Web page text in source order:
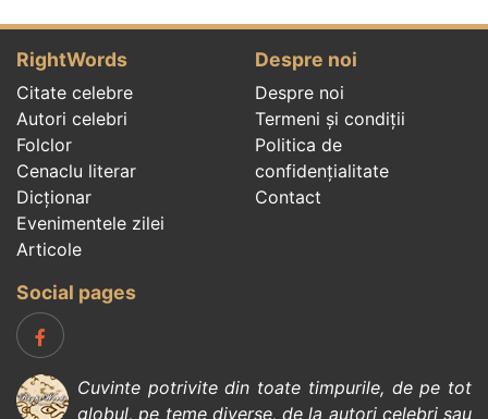
RightWords
Citate celebre
Autori celebri
Folclor
Cenaclu literar
Dicționar
Evenimentele zilei
Articole
Despre noi
Despre noi
Termeni și condiții
Politica de
confidenţialitate
Contact
Social pages
Cuvinte potrivite din toate timpurile, de pe tot
globul, pe teme diverse, de la autori celebrisau